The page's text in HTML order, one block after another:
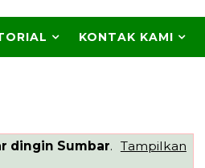
KONTAK KAMI
dingin Sumbar. Tampilkan